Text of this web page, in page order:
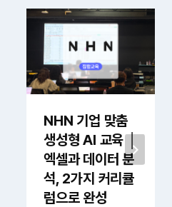
NHN 기업 맞춤
생성형 AI 교육 │
엑셀과 데이터 분
석, 2가지 커리큘
럼으로 완성